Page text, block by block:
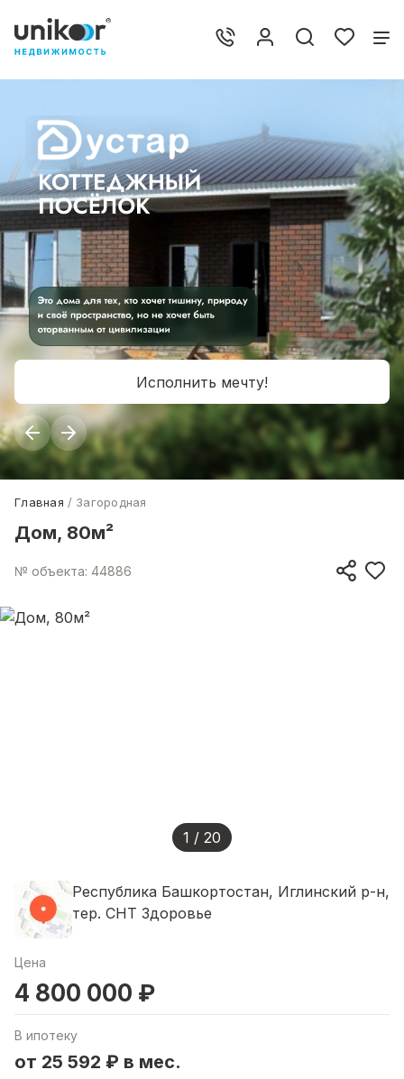
Исполнить мечту!
Главная Загородная
Дом, 80м²
№ объекта: 44886
1 / 20
Республика Башкортостан, Иглинский р-н,
тер. СНТ Здоровье
Цена
4 800 000 ₽
В ипотеку
от 25 592 ₽ в мес.